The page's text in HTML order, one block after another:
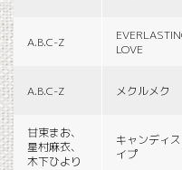
A.B.C-Z
LOVE
A.B.C-Z メクルメク
甘束まお、
星村麻衣、
木下ひより
キャンディ
イプ